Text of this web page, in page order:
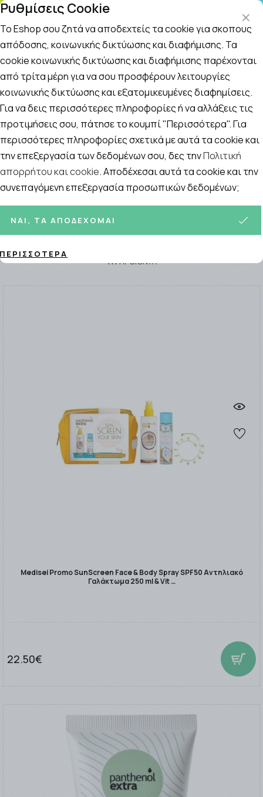
ΤΗΛΕΦΩΝΙΚΟ ΚΕΝΤΡΟ: Δευτ.-Παρασκευή 09:00-14:00 και Σάββατο
09:00-14:00
Αναζήτηση
Αρχική / ΠΡΟΣΦΟΡΕΣ / Bazaar
Bazaar
Μεγάλο bazaar σε επιλεγμένους κωδικούς
κορυφαίων εταιρειών!
Ταξινόμηση Προβολή
Σελίδες:
1 2
111ΠΡΟΪΌΝΤΑ
Medisei Promo SunScreen Face & Body Spray SPF50 Αντηλιακό
Γαλάκτωμα 250 ml & Vit …
22.50€
Ρυθμίσεις Cookie
Το Eshop σου ζητά να αποδεχτείς τα cookie για σκοπούς
απόδοσης, κοινωνικής δικτύωσης και διαφήμισης. Τα
cookie κοινωνικής δικτύωσης και διαφήμισης παρέχονται
από τρίτα μέρη για να σου προσφέρουν λειτουργίες
κοινωνικής δικτύωσης και εξατομικευμένες διαφημίσεις.
Για να δεις περισσότερες πληροφορίες ή να αλλάξεις τις
προτιμήσεις σου, πάτησε το κουμπί "Περισσότερα". Για
περισσότερες πληροφορίες σχετικά με αυτά τα cookie και
την επεξεργασία των δεδομένων σου, δες τηνΠολιτική
απορρήτου και cookie. Αποδέχεσαι αυτά τα cookie και την
συνεπαγόμενη επεξεργασία προσωπικών δεδομένων;
ΝΑΙ, ΤΑ ΑΠΟΔΈΧΟΜΑΙ
ΠΕΡΙΣΣΌΤΕΡΑ